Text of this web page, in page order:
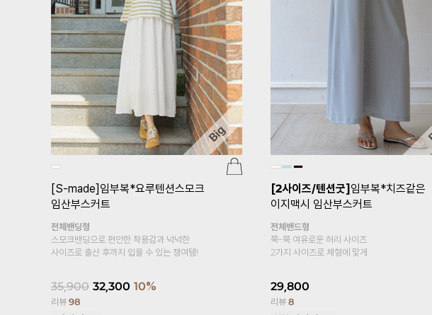
[기획특가1+1/여름필수템/2만장돌
파✨]임부복*푸딩스판 5부 임산부레
깅스
복대형
부드러우면서 가볍게 입어보아요~
17,600 15,800 10%
리뷰 2,446
[기획특가1+1][Coolity]임부복*쿨
링터치냉장고5부 임산부레깅스
두겹복대
시원한 쿨링감이 느껴지는
냉장고 소재~
15,800
리뷰 458